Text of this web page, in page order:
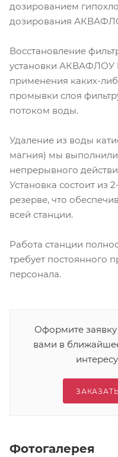
дозированием
дозирования
Восстановление
установки АКВАФЛОУ
применения каких-
промывки слоя
потоком воды.
Удаление из воды
магния) мы выполнили
непрерывного
Установка состоит из
резерве, что
всей станции.
Работа станции
требует постоянного
персонала.
Оформите
вами в
Фотогалерея